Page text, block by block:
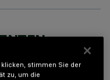
stimmen Sie der
zu, um die